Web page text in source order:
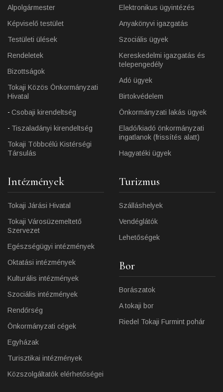
Alpolgármester
Képviselő testület
Testületi ülések
Rendeletek
Bizottságok
Tokaji Közös Önkormányzati
Hivatal
Csobaji kirendeltség
Tiszaladányi kirendeltség
Tokaji Többcélú Kistérségi
Társulás
Elektronikus ügyintézés
Anyakönyvi igazgatás
Szociális ügyek
Kereskedelmi igazgatás és
telepengedély
Adó ügyek
Birtokvédelem
Önkormányzati lakás ügyek
Eladó/kiadó önkormányzati
ingatlanok (frissítés alatt)
Hagyatéki ügyek
Intézmények
Tokaji Járási Hivatal
Tokaji Városüzemeltető
Szervezet
Egészségügyi intézmények
Oktatási intézmények
Kulturális intézmények
Szociális intézmények
Rendőrség
Önkormányzati cégek
Egyházak
Turisztikai intézmények
Közszolgáltatók elérhetőségei
Turizmus
Szálláshelyek
Vendéglátók
Lehetőségek
Bor
Borászatok
A tokaji bor
Riedel Tokaji Furmint pohár